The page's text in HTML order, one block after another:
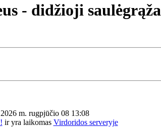
- didžioji saulėgrąža
m. rugpjūčio 08 13:08
ir yra laikomas Virdoridos serveryje